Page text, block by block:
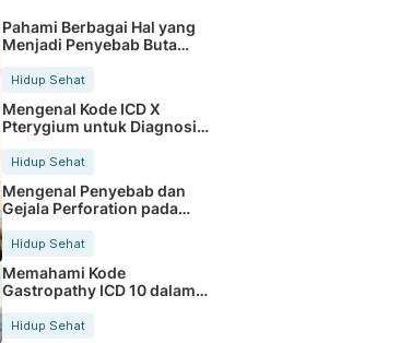
Pahami Berbagai Hal yang
Menjadi Penyebab Buta
Hidup Sehat
Mengenal Kode ICD X
Pterygium untuk Diagnosis
Hidup Sehat
Mengenal Penyebab dan
Gejala Perforation pada
Tubuh
Hidup Sehat
Memahami Kode
Gastropathy ICD 10 dalam
Rekam Medis Pasien
Hidup Sehat